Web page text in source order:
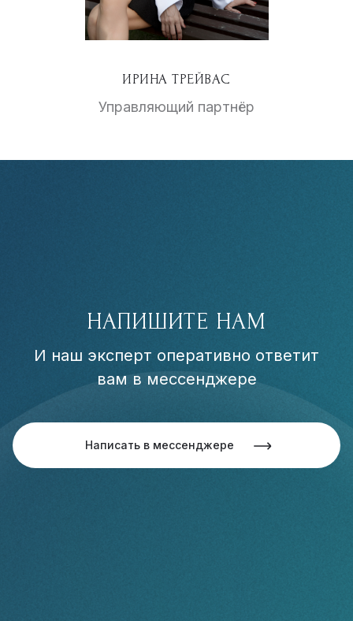
ИРИНА ТРЕЙВАС
Управляющий партнёр
НАПИШИТЕ НАМ
И наш эксперт оперативно ответит
вам в мессенджере
Написать в мессенджере